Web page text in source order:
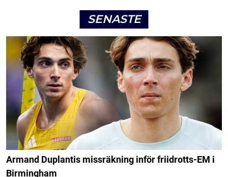
SENASTE
Armand Duplantis missräkning inför friidrotts-EM i
Birmingham